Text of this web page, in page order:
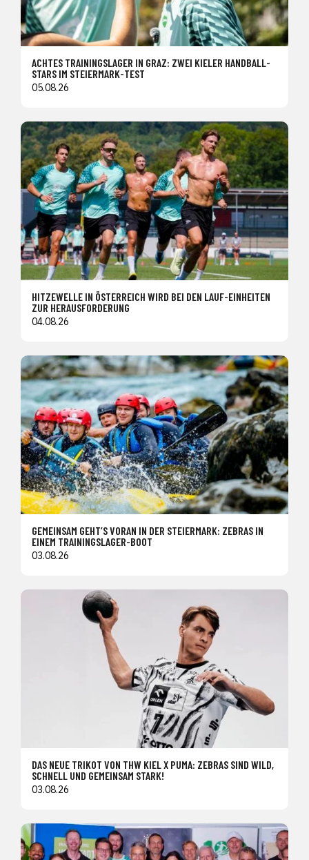
ACHTES TRAININGSLAGER IN GRAZ: ZWEI KIELER HANDBALL-
STARS IM STEIERMARK-TEST
05.08.26
HITZEWELLE IN ÖSTERREICH WIRD BEI DEN LAUF-EINHEITEN
ZUR HERAUSFORDERUNG
04.08.26
GEMEINSAM GEHT’S VORAN IN DER STEIERMARK: ZEBRAS IN
EINEM TRAININGSLAGER-BOOT
03.08.26
DAS NEUE TRIKOT VON THW KIEL X PUMA: ZEBRAS SIND WILD,
SCHNELL UND GEMEINSAM STARK!
03.08.26